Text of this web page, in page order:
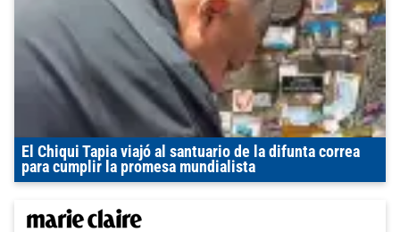
El Chiqui Tapia viajó al santuario de la difunta correa
para cumplir la promesa mundialista